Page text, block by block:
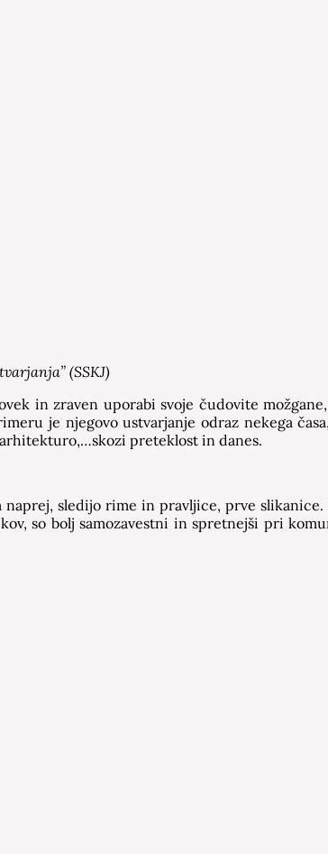
(SSKJ)
in zraven uporabi svoje čudovite
je njegovo ustvarjanje odraz nekega
preteklost in danes.
naprej, sledijo rime in pravljice, prve slikanice.
so bolj samozavestni in spretnejši pri